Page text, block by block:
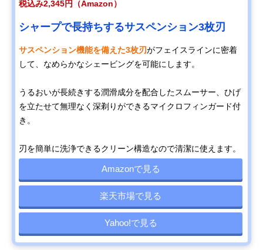
税込み2,345円（Amazon）
シャープで長持ちするサスペンション3枚刃
サスペンション機能を備えた3枚刃がフェイスラインに密着
して、なめらかなシェービングを可能にします。
うるおいが長続きする潤滑成分を配合したスムーサー、ひげ
を立たせて無理なく深剃りができるマイクロフィンガード付
き。
刃を簡単に洗浄できるクリーン構造なので清潔に使えます。
Amazonで見る
楽天市場で見る
Yahoo!で見る